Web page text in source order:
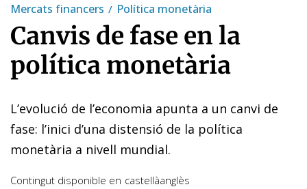
Mercats financers Política monetària
Canvis de fase en la
política monetària
L’evolució de l’economia apunta a un canvi de
fase: l’inici d’una distensió de la política
monetària a nivell mundial.
Contingut disponible en castellàanglès